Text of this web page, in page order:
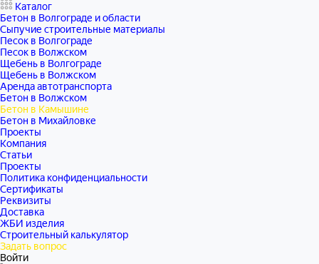
Каталог
Бетон в Волгограде и области
Сыпучие строительные материалы
Песок в Волгограде
Песок в Волжском
Щебень в Волгограде
Щебень в Волжском
Аренда автотранспорта
Бетон в Волжском
Бетон в Камышине
Бетон в Михайловке
Проекты
Компания
Статьи
Проекты
Политика конфиденциальности
Сертификаты
Реквизиты
Доставка
ЖБИ изделия
Строительный калькулятор
Задать вопрос
Войти